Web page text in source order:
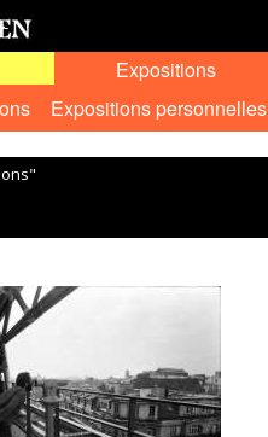
Expositions
Expositions personnelles